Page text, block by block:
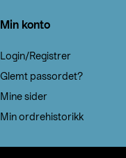
Min konto
Login/Registrer
Glemt passordet?
Mine sider
Min ordrehistorikk